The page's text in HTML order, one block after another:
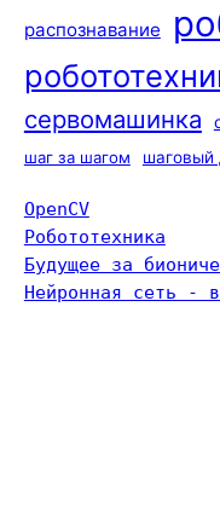
распознавание
сервомашинка
шаг за шагом шаговый
OpenCV
Робототехника
Будущее за
Нейронная сеть -